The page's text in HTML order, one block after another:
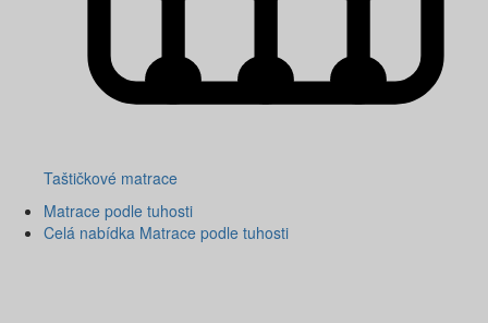
Taštičkové matrace
Matrace podle tuhosti
Celá nabídka Matrace podle tuhosti